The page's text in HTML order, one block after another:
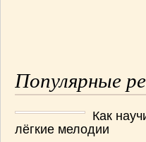
Популярные
Как
лёгкие мелодии